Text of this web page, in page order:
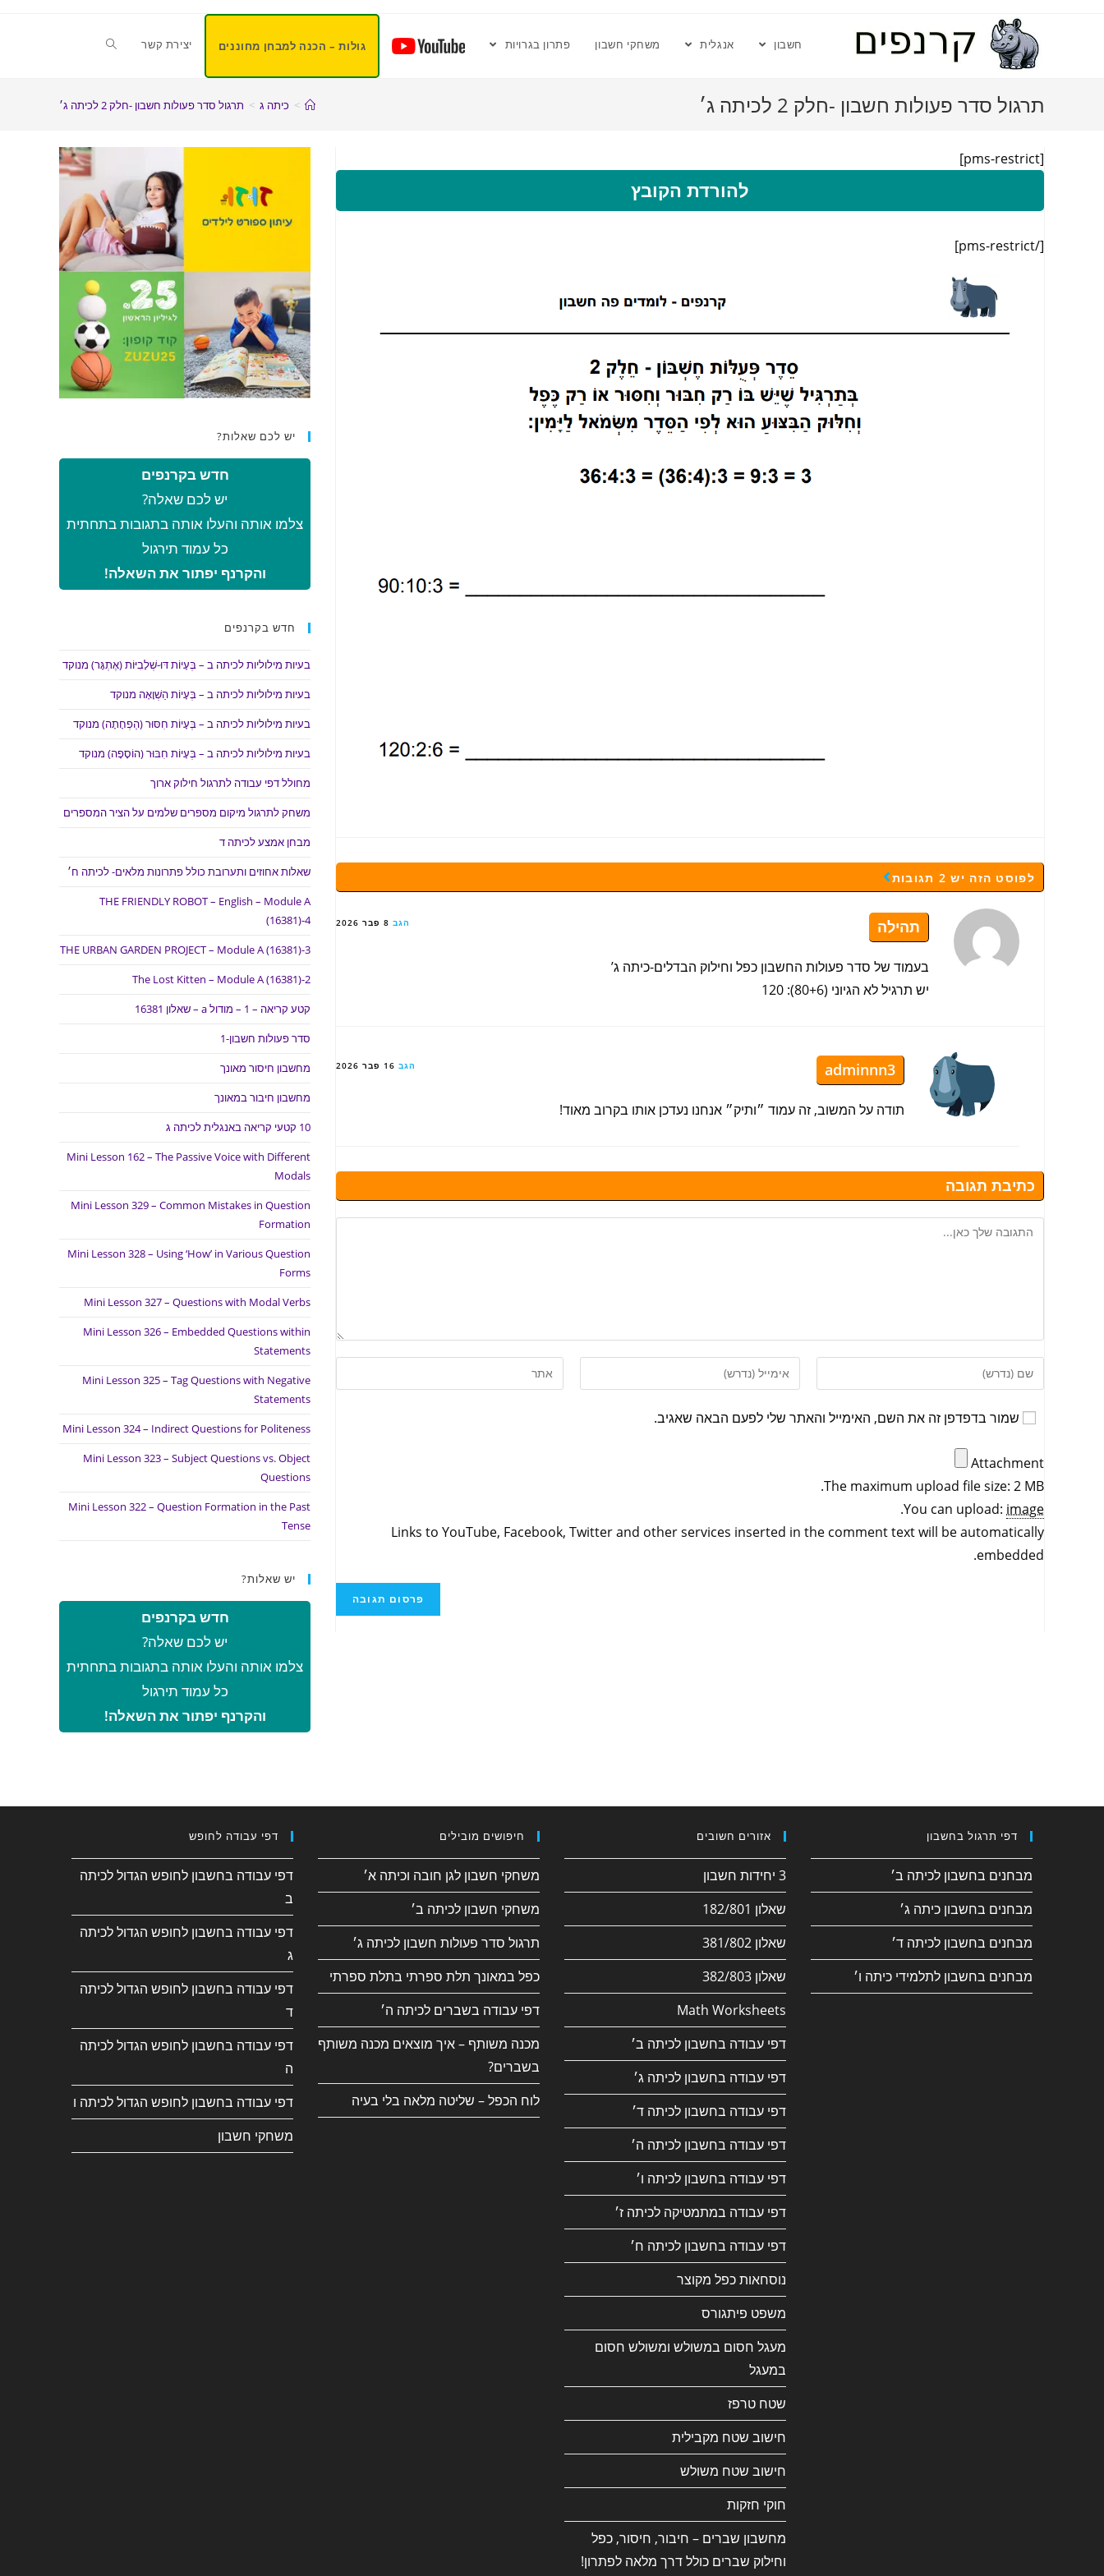
חשבון אנגלית משחקי חשבון פתרון בגרויות גולות – הכנה למבחן מחוננים יצירת קשר
תרגול סדר פעולות חשבון -חלק 2 לכיתה ג׳ > כיתה ג > תרגול סדר פעולות חשבון -חלק 2 לכיתה ג׳
[pms-restrict]
להורדת הקובץ
[/pms-restrict]
לפוסט הזה יש 2 תגובות
תהילה הגב 8 פבר 2026
בעמוד של סדר פעולות החשבון כפל וחילוק הבדלים-כיתה ג’
יש תרגיל לא הגיוני (80+6): 120
adminnn3 הגב 16 פבר 2026
תודה על המשוב, זה עמוד ״ותיק״ אנחנו נעדכן אותו בקרוב מאוד!
כתיבת תגובה
שמור בדפדפן זה את השם, האימייל והאתר שלי לפעם הבאה שאגיב.
Attachment
The maximum upload file size: 2 MB.
You can upload: image
.
Links to YouTube, Facebook, Twitter and other services inserted in the comment text will be automatically
embedded.
יש לכם שאלות?
חדש בקרנפים
יש לכם שאלה?
צלמו אותה והעלו אותה בתגובות בתחתית
כל עמוד תירגול
והקרנף יפתור את השאלה!
חדש בקרנפים
בעיות מילוליות לכיתה ב – בְּעָיוֹת דּוּ-שְׁלָבִיּוֹת (אֶתְגָּר) מנוקד
בעיות מילוליות לכיתה ב – בְּעָיוֹת הַשְׁוָאָה מנוקד
בעיות מילוליות לכיתה ב – בְּעָיוֹת חִסּוּר (הַפְחָתָה) מנוקד
בעיות מילוליות לכיתה ב – בְּעָיוֹת חִבּוּר (הוֹסָפָה) מנוקד
מחולל דפי עבודה לתרגול חילוק ארוך
משחק לתרגול מיקום מספרים שלמים על הציר המספרים
מבחן אמצע לכיתה ד
שאלות אחוזים ותערובת כולל פתרונות מלאים- לכיתה ח׳
THE FRIENDLY ROBOT – English – Module A
(16381)-4
THE URBAN GARDEN PROJECT – Module A (16381)-3
The Lost Kitten – Module A (16381)-2
קטע קריאה – 1 – מודול a – שאלון 16381
סדר פעולות חשבון-1
מחשבון חיסור מאונך
מחשבון חיבור במאונך
10 קטעי קריאה באנגלית לכיתה ג
Mini Lesson 162 – The Passive Voice with Different
Modals
Mini Lesson 329 – Common Mistakes in Question
Formation
Mini Lesson 328 – Using ‘How’ in Various Question
Forms
Mini Lesson 327 – Questions with Modal Verbs
Mini Lesson 326 – Embedded Questions within
Statements
Mini Lesson 325 – Tag Questions with Negative
Statements
Mini Lesson 324 – Indirect Questions for Politeness
Mini Lesson 323 – Subject Questions vs. Object
Questions
Mini Lesson 322 – Question Formation in the Past
Tense
יש שאלות?
חדש בקרנפים
יש לכם שאלה?
צלמו אותה והעלו אותה בתגובות בתחתית
כל עמוד תירגול
והקרנף יפתור את השאלה!
דפי תרגול בחשבון
מבחנים בחשבון לכיתה ב׳
מבחנים בחשבון כיתה ג׳
מבחנים בחשבון לכיתה ד׳
מבחנים בחשבון לתלמידי כיתה ו׳
אזורים חשובים
3 יחידות חשבון
שאלון 182/801
שאלון 381/802
שאלון 382/803
Math Worksheets
דפי עבודה בחשבון לכיתה ב׳
דפי עבודה בחשבון לכיתה ג׳
דפי עבודה בחשבון לכיתה ד׳
דפי עבודה בחשבון לכיתה ה׳
דפי עבודה בחשבון לכיתה ו׳
דפי עבודה במתמטיקה לכיתה ז׳
דפי עבודה בחשבון לכיתה ח׳
נוסחאות כפל מקוצר
משפט פיתגורס
מעגל חסום במשולש ומשולש חסום
במעגל
שטח טרפז
חישוב שטח מקבילית
חישוב שטח משולש
חוקי חזקות
מחשבון שברים – חיבור, חיסור, כפל
וחילוק שברים כולל דרך מלאה לפתרון!
חיפושים מובילים
משחקי חשבון לגן חובה וכיתה א׳
משחקי חשבון לכיתה ב׳
תרגול סדר פעולות חשבון לכיתה ג׳
כפל במאונך תלת ספרתי בתלת ספרתי
דפי עבודה בשברים לכיתה ה׳
מכנה משותף – איך מוצאים מכנה משותף
בשברים?
לוח הכפל – שליטה מלאה בלי בעיה
דפי עבודה לחופש
דפי עבודה בחשבון לחופש הגדול לכיתה
ב
דפי עבודה בחשבון לחופש הגדול לכיתה
ג
דפי עבודה בחשבון לחופש הגדול לכיתה
ד
דפי עבודה בחשבון לחופש הגדול לכיתה
ה
דפי עבודה בחשבון לחופש הגדול לכיתה ו
משחקי חשבון